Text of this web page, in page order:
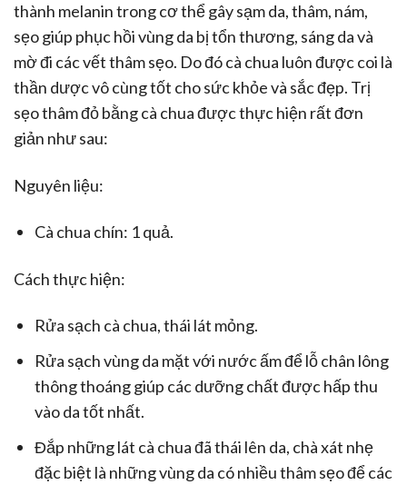
thành melanin trong cơ thể gây sạm da, thâm, nám,
sẹo giúp phục hồi vùng da bị tổn thương, sáng da và
mờ đi các vết thâm sẹo. Do đó cà chua luôn được coi là
thần dược vô cùng tốt cho sức khỏe và sắc đẹp. Trị
sẹo thâm đỏ bằng cà chua được thực hiện rất đơn
giản như sau:
Nguyên liệu:
Cà chua chín: 1 quả.
Cách thực hiện:
Rửa sạch cà chua, thái lát mỏng.
Rửa sạch vùng da mặt với nước ấm để lỗ chân lông
thông thoáng giúp các dưỡng chất được hấp thu
vào da tốt nhất.
Đắp những lát cà chua đã thái lên da, chà xát nhẹ
đặc biệt là những vùng da có nhiều thâm sẹo để các